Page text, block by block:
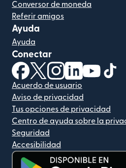
Conversor de moneda
Referir amigos
Ayuda
Ayuda
Conectar
(se abre en una ventana
(se abre en una
(se abre en una
(se abre en
(se
Acuerdo de usuario
Aviso de privacidad
Tus opciones de privacidad
Centro de ayuda sobre la
Seguridad
Accesibilidad